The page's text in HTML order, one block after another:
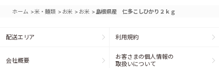
ホーム >米・麺類 > お米 > お米 >島根県産 仁多こしひかり２ｋｇ
配送エリア 利用規約
会社概要
お客さまの個人情報の
取扱いについて